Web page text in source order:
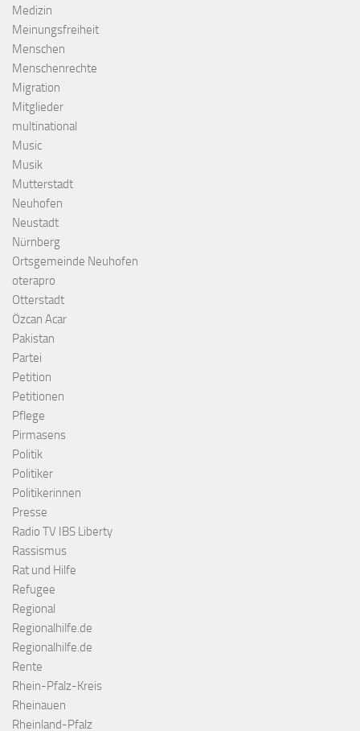
Medizin
Meinungsfreiheit
Menschen
Menschenrechte
Migration
Mitglieder
multinational
Music
Musik
Mutterstadt
Neuhofen
Neustadt
Nürnberg
Ortsgemeinde Neuhofen
oterapro
Otterstadt
Özcan Acar
Pakistan
Partei
Petition
Petitionen
Pflege
Pirmasens
Politik
Politiker
Politikerinnen
Presse
Radio TV IBS Liberty
Rassismus
Rat und Hilfe
Refugee
Regional
Regionalhilfe.de
Regionalhilfe.de
Rente
Rhein-Pfalz-Kreis
Rheinauen
Rheinland-Pfalz